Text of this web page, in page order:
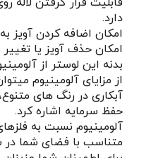
دارد.
امکان اضافه کردن آویز
امکان حذف آویز یا تغییر
بدنه این لوستر از
از مزایای آلومینیوم
آبکاری در رنگ های
حفظ سرمایه اشاره کرد.
آلومینیوم نسبت به
متناسب با فضای شما در